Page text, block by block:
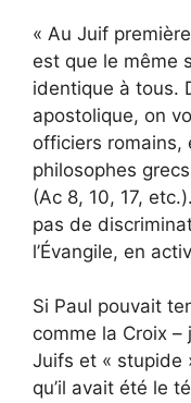
« Au Juif
est que le même
identique à tous.
apostolique, on
officiers romains,
philosophes
(Ac 8, 10, 17,
pas de
l’Évangile, en
Si Paul pouvait
comme la Croix –
Juifs et « stupide
qu’il avait été le